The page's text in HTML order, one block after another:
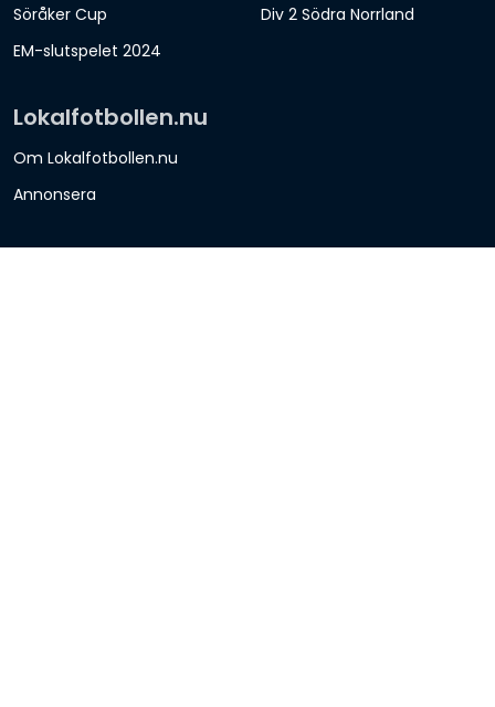
Söråker Cup
EM-slutspelet 2024
Div 2 Södra Norrland
Lokalfotbollen.nu
Om Lokalfotbollen.nu
Annonsera